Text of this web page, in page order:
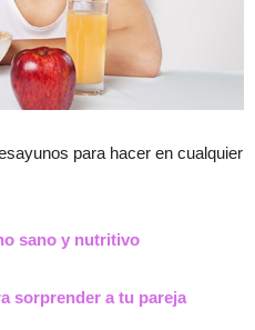
para hacer en cualquier
sano y nutritivo
sorprender a tu pareja